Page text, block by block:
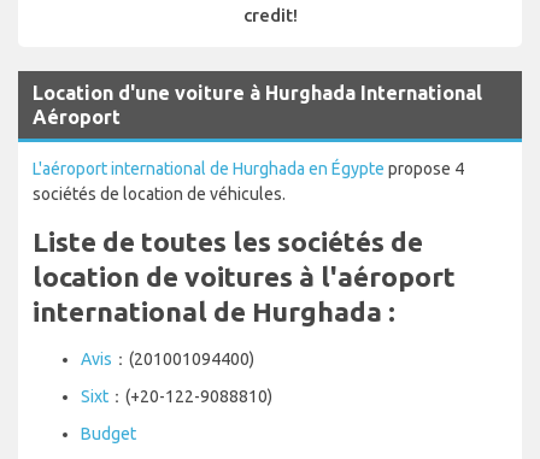
credit!
Location d'une voiture à Hurghada International
Aéroport
L'aéroport international de Hurghada en Égypte propose 4
sociétés de location de véhicules.
Liste de toutes les sociétés de
location de voitures à l'aéroport
international de Hurghada :
Avis ：(201001094400)
Sixt ：(+20-122-9088810)
Budget